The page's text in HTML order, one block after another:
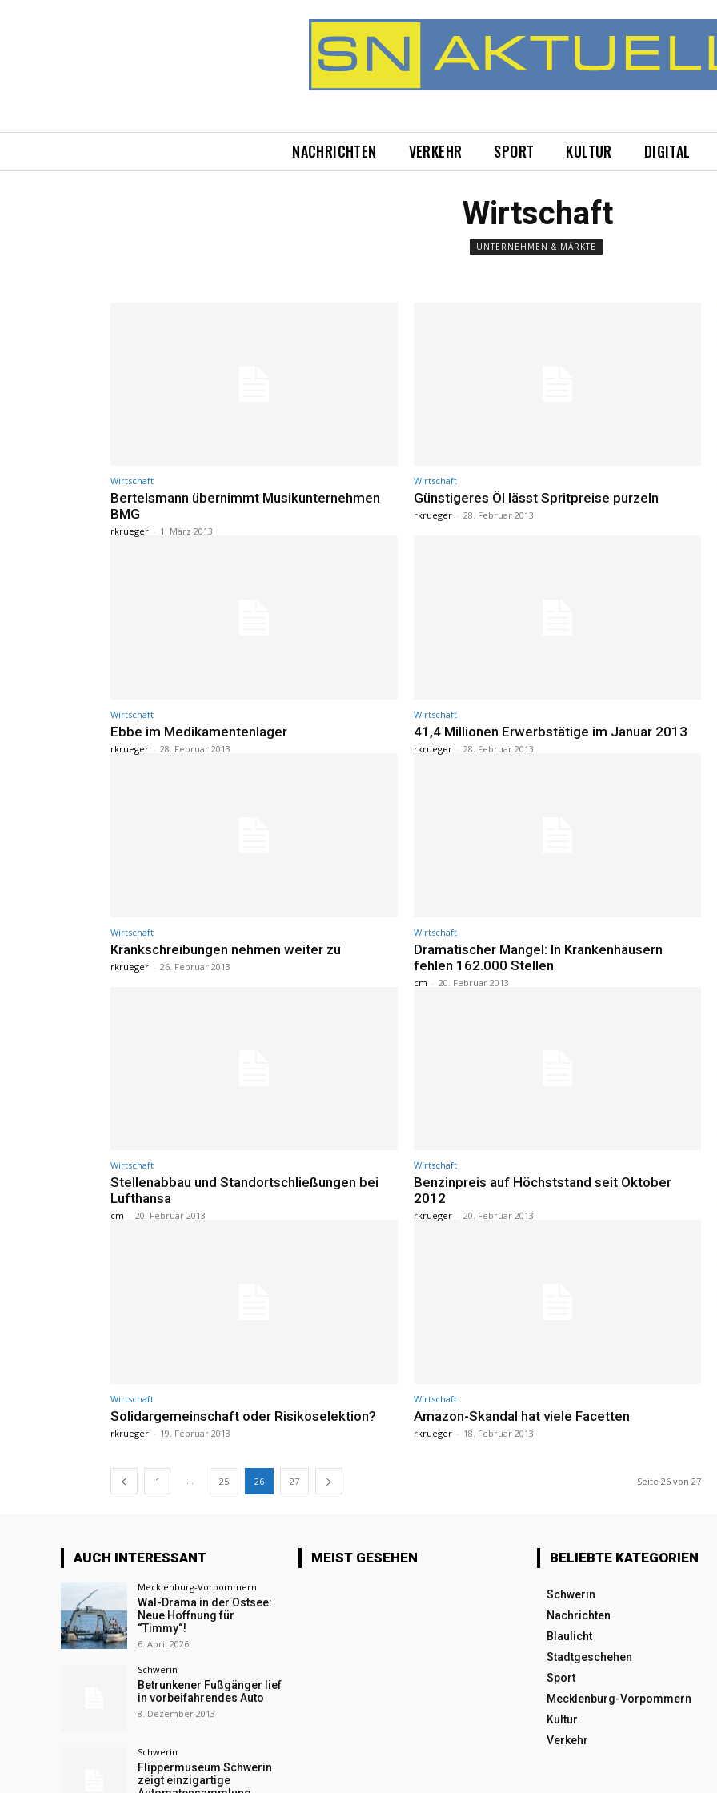
NACHRICHTEN VERKEHR SPORT KULTUR DIGITAL
Wirtschaft
UNTERNEHMEN & MÄRKTE
Wirtschaft
Bertelsmann übernimmt Musikunternehmen
BMG
rkrueger - 1. März 2013
Wirtschaft
Günstigeres Öl lässt Spritpreise purzeln
rkrueger - 28. Februar 2013
Wirtschaft
Ebbe im Medikamentenlager
rkrueger - 28. Februar 2013
Wirtschaft
41,4 Millionen Erwerbstätige im Januar 2013
rkrueger - 28. Februar 2013
Wirtschaft
Krankschreibungen nehmen weiter zu
rkrueger - 26. Februar 2013
Wirtschaft
Dramatischer Mangel: In Krankenhäusern
fehlen 162.000 Stellen
cm - 20. Februar 2013
Wirtschaft
Stellenabbau und Standortschließungen bei
Lufthansa
cm - 20. Februar 2013
Wirtschaft
Benzinpreis auf Höchststand seit Oktober
2012
rkrueger - 20. Februar 2013
Wirtschaft
Solidargemeinschaft oder Risikoselektion?
rkrueger - 19. Februar 2013
Wirtschaft
Amazon-Skandal hat viele Facetten
rkrueger - 18. Februar 2013
1 25 26 27 Seite 26 von 27
AUCH INTERESSANT
Mecklenburg-Vorpommern
Wal-Drama in der Ostsee:
Neue Hoffnung für
“Timmy“!
6. April 2026
Schwerin
Betrunkener Fußgänger lief
in vorbeifahrendes Auto
8. Dezember 2013
Schwerin
Flippermuseum Schwerin
zeigt einzigartige
MEIST GESEHEN BELIEBTE KATEGORIEN
Schwerin
Nachrichten
Blaulicht
Stadtgeschehen
Sport
Mecklenburg-Vorpommern
Kultur
Verkehr